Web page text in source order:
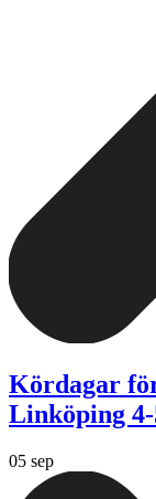
Kördagar
Linköping 4-
05 sep